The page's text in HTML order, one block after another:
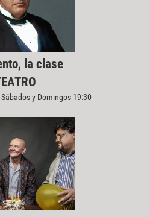
la clase
y Domingos 19:30